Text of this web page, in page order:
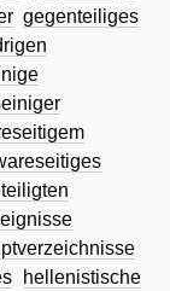
gegenteiliges
hellenistische